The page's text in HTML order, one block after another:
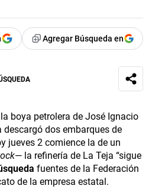
Agregar Búsqueda en
boya petrolera de José Ignacio
descargó dos embarques de
jueves 2 comience la de un
— la refinería de La Teja “sigue
fuentes de la Federación
de la empresa estatal.